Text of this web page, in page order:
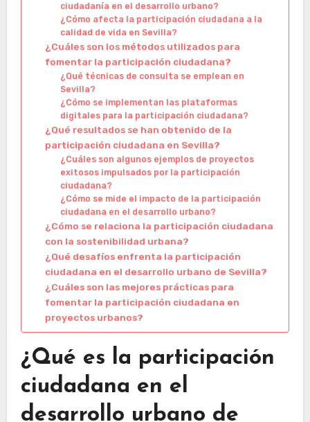
ciudadanía en el desarrollo urbano?
¿Cómo afecta la participación ciudadana a la
calidad de vida en Sevilla?
¿Cuáles son los métodos utilizados para
fomentar la participación ciudadana?
¿Qué técnicas de consulta se emplean en
Sevilla?
¿Cómo se implementan las plataformas
digitales para la participación ciudadana?
¿Qué resultados se han obtenido de la
participación ciudadana en Sevilla?
¿Cuáles son algunos ejemplos de proyectos
exitosos impulsados por la participación
ciudadana?
¿Cómo se mide el impacto de la participación
ciudadana en el desarrollo urbano?
¿Cómo se relaciona la participación ciudadana
con la sostenibilidad urbana?
¿Qué desafíos enfrenta la participación
ciudadana en el desarrollo urbano de Sevilla?
¿Cuáles son las mejores prácticas para
fomentar la participación ciudadana en
proyectos urbanos?
¿Qué es la participación
ciudadana en el
desarrollo urbano de